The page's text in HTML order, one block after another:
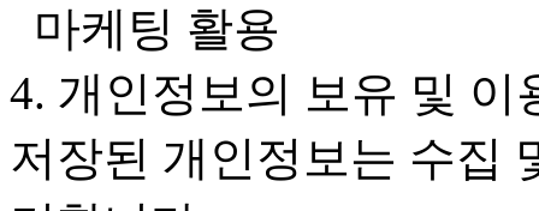
마케팅 활용
4. 개인정보의 보유 및 이
저장된 개인정보는 수집